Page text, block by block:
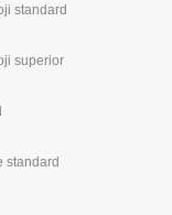
standard
superior
standard